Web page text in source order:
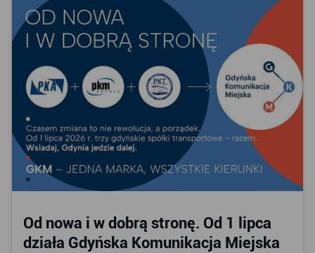
Od nowa i w dobrą stronę. Od 1 lipca
działa Gdyńska Komunikacja Miejska